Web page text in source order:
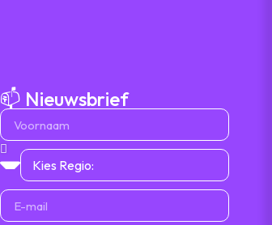
📫 Nieuwsbrief